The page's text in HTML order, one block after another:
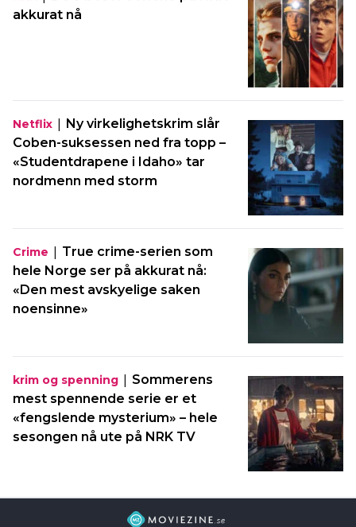
akkurat nå
Netflix | Ny virkelighetskrim slår
Coben-suksessen ned fra topp –
«Studentdrapene i Idaho» tar
nordmenn med storm
Crime | True crime-serien som
hele Norge ser på akkurat nå:
«Den mest avskyelige saken
noensinne»
krim og spenning | Sommerens
mest spennende serie er et
«fengslende mysterium» – hele
sesongen nå ute på NRK TV